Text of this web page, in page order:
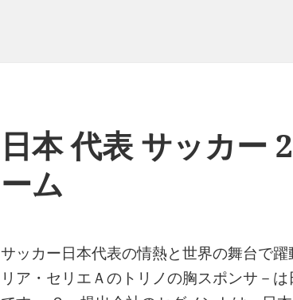
日本 代表 サッカー
ーム
サッカー日本代表の情熱と世界の舞台で
リア・セリエＡのトリノの胸スポンサ－